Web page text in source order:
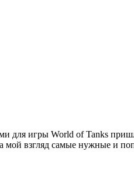
игры World of Tanks
мой взгляд самые нужные и